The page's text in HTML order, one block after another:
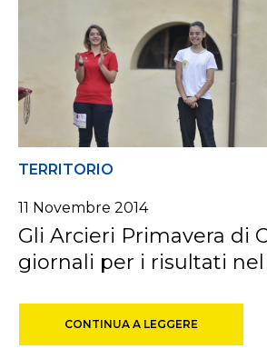
TERRITORIO
11 Novembre 2014
Gli Arcieri Primavera di
giornali per i risultati nel
CONTINUA A LEGGERE